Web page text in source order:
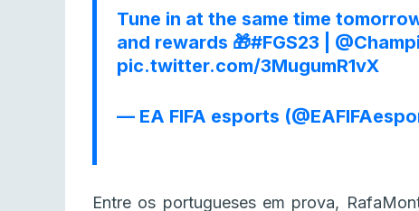
Tune in at the same time
and rewards 🎁#FGS23
pic.twitter.com/3MugumR1vX
— EA FIFA esports
Entre os portugueses em prova,